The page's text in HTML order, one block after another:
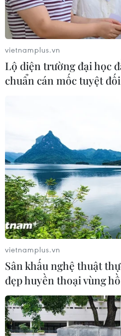
Australia thử nghiệm
xanh' đầu tiên trên
17/06/2019 22:00
Các nhà khoa học thuộc
Wales của Australia đang thử
đường xanh" đầu tiên trên thế
vietnamplus.vn
Lộ diện trường đại học
chuẩn cán mốc tuyệt
vietnamplus.vn
Sân khấu nghệ thuật
đẹp huyền thoại vùng